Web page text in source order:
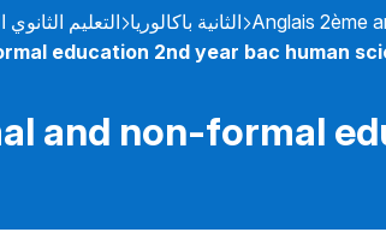
التعليم الثانوي الثانية باكالوريا Anglais 2ème
education 2nd year bac human
and non-formal